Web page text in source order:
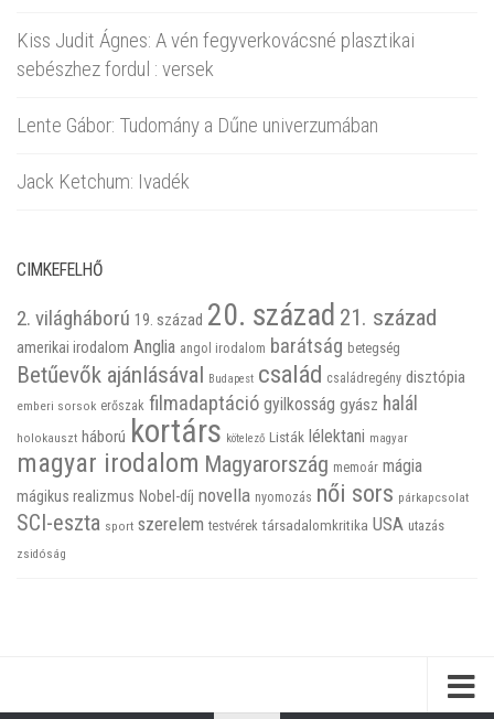
Kiss Judit Ágnes: A vén fegyverkovácsné plasztikai
sebészhez fordul : versek
Lente Gábor: Tudomány a Dűne univerzumában
Jack Ketchum: Ivadék
CIMKEFELHŐ
2. világháború 19. század 20. század 21. század
amerikai irodalom Anglia angol irodalom barátság betegség
Betűevők ajánlásával Budapest család családregény disztópia
emberi sorsok erőszak filmadaptáció gyilkosság gyász halál
holokauszt háború kortárs kötelező Listák lélektani magyar
magyar irodalom Magyarország memoár mágia
mágikus realizmus Nobel-díj novella nyomozás női sors párkapcsolat
SCI-eszta sport szerelem testvérek társadalomkritika USA utazás
zsidóság